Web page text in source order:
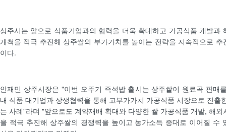
상주시는 앞으로 식품기업과의 협력을 더욱 확대하고 가공식품 개발과
개척을 적극 추진해 상주쌀의 부가가치를 높이는 전략을 지속적으로 추
이다.
안재민 상주시장은 "이번 오뚜기 즉석밥 출시는 상주쌀이 원료곡 판매
내 식품 대기업과 상생협력을 통해 고부가가치 가공식품 시장으로 진출
는 사례"라며 "앞으로도 계약재배 확대와 다양한 쌀 가공식품 개발, 해외
을 적극 추진해 상주쌀의 경쟁력을 높이고 농가소득 증대로 이어질 수